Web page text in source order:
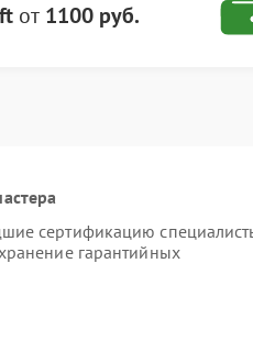
от 1100 руб.
сертификацию
гарантийных